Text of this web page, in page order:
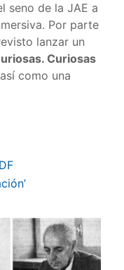
seno de la JAE a
Por parte
lanzar un
Curiosas
como una